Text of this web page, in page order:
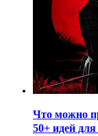
Что можно
50+ идей